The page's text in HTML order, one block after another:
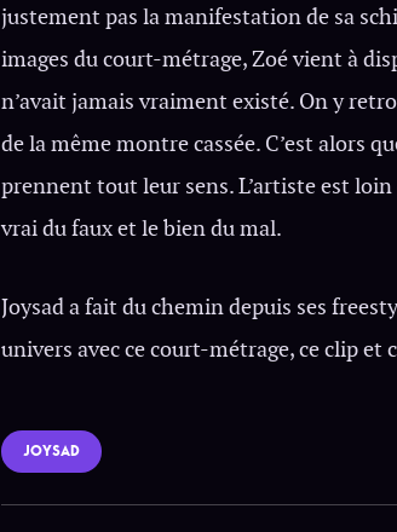
justement pas la manifestation de sa
images du court-métrage, Zoé vient à
n’avait jamais vraiment existé. On y
de la même montre cassée. C’est alors
prennent tout leur sens. L’artiste est
vrai du faux et le bien du mal.
Joysad a fait du chemin depuis ses
univers avec ce court-métrage, ce clip et
JOYSAD